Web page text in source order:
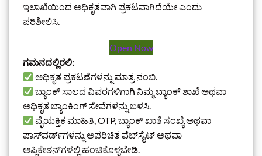
ಇಲಾಖೆಯಿಂದ ಅಧಿಕೃತವಾಗಿ ಪ್ರಕಟವಾಗಿದೆಯೇ ಎಂದು
ಪರಿಶೀಲಿಸಿ.
Open Now
ಗಮನದಲ್ಲಿರಲಿ:
ಅಧಿಕೃತ ಪ್ರಕಟಣೆಗಳನ್ನು ಮಾತ್ರ ನಂಬಿ.
ಬ್ಯಾಂಕ್ ಸಾಲದ ವಿವರಗಳಿಗಾಗಿ ನಿಮ್ಮ ಬ್ಯಾಂಕ್ ಶಾಖೆ ಅಥವಾ
ಅಧಿಕೃತ ಬ್ಯಾಂಕಿಂಗ್ ಸೇವೆಗಳನ್ನು ಬಳಸಿ.
ವೈಯಕ್ತಿಕ ಮಾಹಿತಿ, OTP, ಬ್ಯಾಂಕ್ ಖಾತೆ ಸಂಖ್ಯೆ ಅಥವಾ
ಪಾಸ್‌ವರ್ಡ್‌ಗಳನ್ನು ಅಪರಿಚಿತ ವೆಬ್‌ಸೈಟ್ ಅಥವಾ
ಅಪ್ಲಿಕೇಶನ್‌ಗಳಲ್ಲಿ ಹಂಚಿಕೊಳ್ಳಬೇಡಿ.